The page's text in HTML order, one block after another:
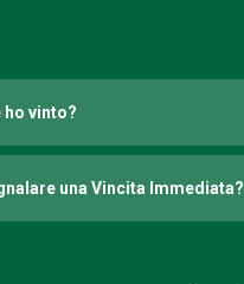
vinto?
una Vincita Immediata?